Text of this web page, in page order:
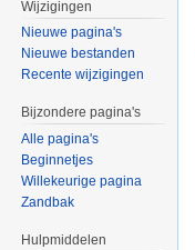
Wijzigingen
Nieuwe pagina's
Nieuwe bestanden
Recente wijzigingen
Bijzondere pagina's
Alle pagina's
Beginnetjes
Willekeurige pagina
Zandbak
Hulpmiddelen